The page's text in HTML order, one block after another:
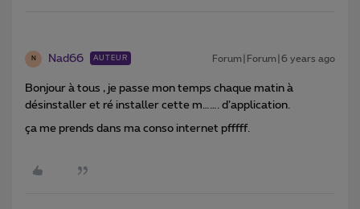
N Nad66 AUTEUR Forum|Forum|6 years ago
Bonjour à tous , je passe mon temps chaque matin à
désinstaller et ré installer cette m……. d’application.
ça me prends dans ma conso internet pfffff.